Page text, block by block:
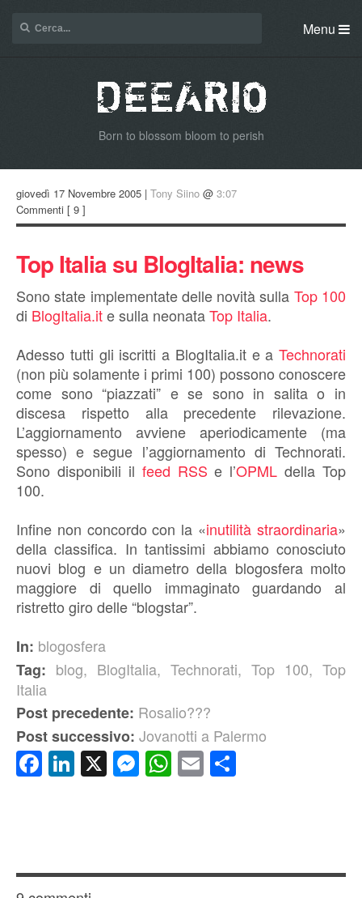
Menu
Born to blossom bloom to perish
giovedì 17 Novembre 2005 | Tony Siino @ 3:07
Commenti [ 9 ]
Top Italia su BlogItalia: news
Sono state implementate delle novità sulla Top 100
di BlogItalia.ite sulla neonataTop Italia.
Adesso tutti gli iscritti a BlogItalia.it e a Technorati
(non più solamente i primi 100) possono conoscere
come sono “piazzati” e se sono in salita o in
discesa rispetto alla precedente rilevazione.
L’aggiornamento avviene aperiodicamente (ma
spesso) e segue l’aggiornamento di Technorati.
Sono disponibili il feed RSS e l’OPML della Top
100.
Infine non concordo con la «inutilità straordinaria»
della classifica. In tantissimi abbiamo conosciuto
nuovi blog e un diametro della blogosfera molto
maggiore di quello immaginato guardando al
ristretto giro delle “blogstar”.
In: blogosfera
Tag: blog, BlogItalia, Technorati, Top 100, Top
Italia
Post precedente: Rosalio???
Post successivo: Jovanotti a Palermo
Facebook
LinkedIn
X Messenger
WhatsApp
Email